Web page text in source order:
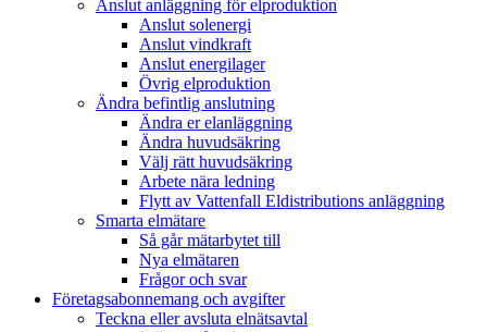
Anslut anläggning för elproduktion
Anslut solenergi
Anslut vindkraft
Anslut energilager
Övrig elproduktion
Ändra befintlig anslutning
Ändra er elanläggning
Ändra huvudsäkring
Välj rätt huvudsäkring
Arbete nära ledning
Flytt av Vattenfall Eldistributions anläggning
Smarta elmätare
Så går mätarbytet till
Nya elmätaren
Frågor och svar
Företagsabonnemang och avgifter
Teckna eller avsluta elnätsavtal